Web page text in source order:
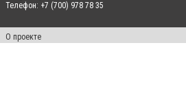
Телефон: +7 (700) 978 78 35
О проекте